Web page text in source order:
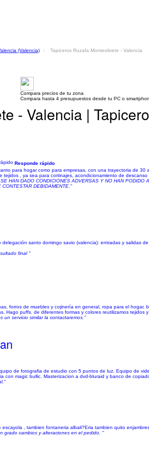
(Valencia) Tapiceros Ruzafa Monteolivete - Valencia
Compara precios de tu zona
Compara hasta 4 presupuestos desde tu PC o
- Valencia |
Responde rápido
para hogar como para empresas, con una trayectoria de
, ya sea para cortinajes, acondicionamiento de descanso
HAN DADO CONDICIONES ADVERSAS Y NO HAN
DEBIDAMENTE."
santo domingo savio (valencia): entradas y salidas
final "
forros de muebles y cojinería en general, ropa para el hogar,
puffs. de diferentes formas y colores reutilizamos tejidos y
un servicio similar la contactaremos."
de fotografia de estudio con 5 puntos de luz. Equipo de
magic bullic. Masterizacion a dvd-bluraid y banco de
, tambien fontaneria albali?Eria tambien quito
grado cambios y alteraciones en el pedido. "